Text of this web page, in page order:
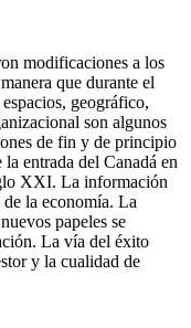
modificaciones a los
que durante el
geográfico,
son algunos
de fin y de principio
entrada del Canadá en
XXI. La información
la economía. La
papeles se
La vía del éxito
y la cualidad de